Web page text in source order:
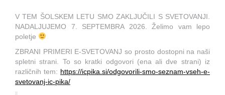
V TEM ŠOLSKEM LETU SMO ZAKLJUČILI S SVETOVANJI.
NADALJUJEMO 7. SEPTEMBRA 2026. Želimo vam lepo
poletje
ZBRANI PRIMERI E-SVETOVANJ so prosto dostopni na naši
spletni strani. To so kratki odgovori (ena ali dve strani) iz
različnih tem: https://icpika.si/odgovorili-smo-seznam-vseh-e-
svetovanj-ic-pika/